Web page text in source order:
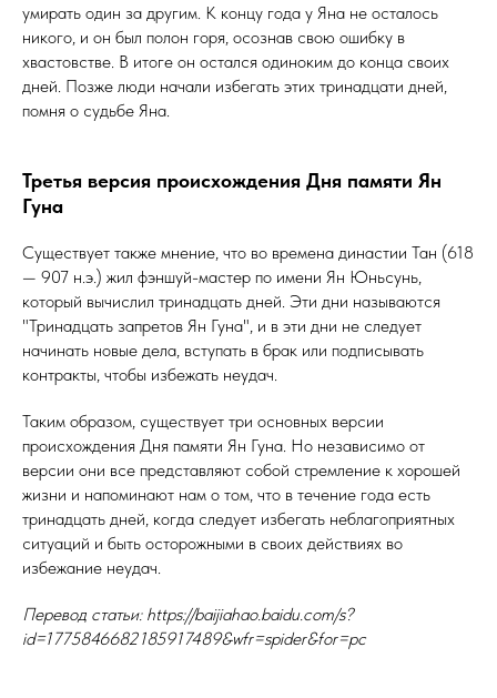
умирать один за другим. К концу года у Яна не осталось
никого, и он был полон горя, осознав свою ошибку в
хвастовстве. В итоге он остался одиноким до конца своих
дней. Позже люди начали избегать этих тринадцати дней,
помня о судьбе Яна.
Третья версия происхождения Дня памяти Ян
Гуна
Существует также мнение, что во времена династии Тан (618
— 907 н.э.) жил фэншуй-мастер по имени Ян Юньсунь,
который вычислил тринадцать дней. Эти дни называются
"Тринадцать запретов Ян Гуна", и в эти дни не следует
начинать новые дела, вступать в брак или подписывать
контракты, чтобы избежать неудач.
Таким образом, существует три основных версии
происхождения Дня памяти Ян Гуна. Но независимо от
версии они все представляют собой стремление к хорошей
жизни и напоминают нам о том, что в течение года есть
тринадцать дней, когда следует избегать неблагоприятных
ситуаций и быть осторожными в своих действиях во
избежание неудач.
Перевод статьи: https://baijiahao.baidu.com/s?
id=1775846682185917489&wfr=spider&for=pc